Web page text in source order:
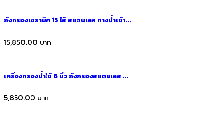
ถังกรองเซรามิค 15 ไส้ สแตนเลส ทางน้ำเข้า...
15,850.00
เครื่องกรองน้ำใช้ 6 นิ้ว ถังกรองสแตนเลส ...
5,850.00